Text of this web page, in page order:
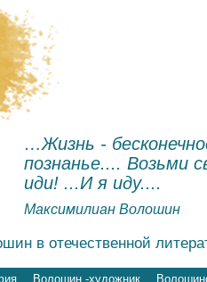
…Жизнь -
познанье.... Возьми
иди! ...И я иду....
Максимилиан Волошин
в отечественной
Волошин -художник